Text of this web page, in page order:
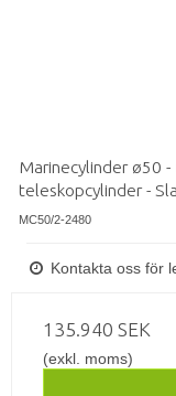
Marinecylinder ø50
teleskopcylinder -
MC50/2-2480
Kontakta oss för
135.940 SEK
(exkl. moms)